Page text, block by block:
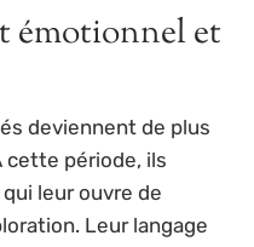
émotionnel et
deviennent de plus
cette période, ils
leur ouvre de
Leur langage